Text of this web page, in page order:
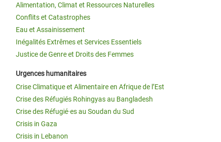
Alimentation, Climat et Ressources Naturelles
Conflits et Catastrophes
Eau et Assainissement
Inégalités Extrêmes et Services Essentiels
Justice de Genre et Droits des Femmes
Urgences humanitaires
Crise Climatique et Alimentaire en Afrique de l’Est
Crise des Réfugiés Rohingyas au Bangladesh
Crise des Réfugié·es au Soudan du Sud
Crisis in Gaza
Crisis in Lebanon